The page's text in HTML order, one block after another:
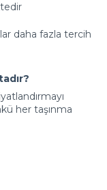
daha fazla tercih
her taşınma